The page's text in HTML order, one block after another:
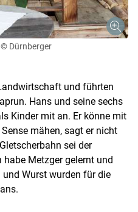
© Dürnberger
und führten
Hans und seine sechs
Kinder mit an. Er könne mit
mähen, sagt er nicht
sei der
Metzger gelernt und
Wurst wurden für die